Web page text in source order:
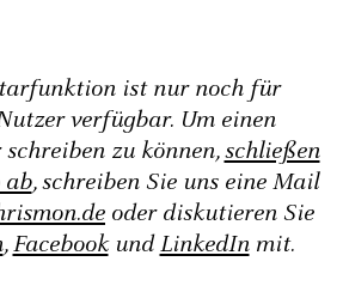
ist nur noch für
verfügbar. Um einen
zu können,schließen
ab, schreiben Sie uns eine Mail
oder diskutieren Sie
,FacebookundLinkedInmit.